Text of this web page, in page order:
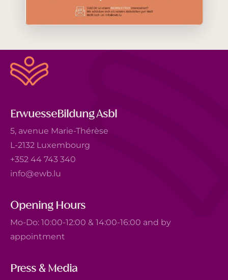
ErwuesseBildung Asbl
5, avenue Marie-Thérèse
L-2132 Luxembourg
+352 44 743 340
info@ewb.lu
Opening Hours
Mo-Do: 10:00-12:00 & 14:00-16:00 and by
appointment
Press & Media